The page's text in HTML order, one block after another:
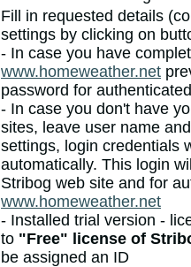
Fill in requested details
settings by clicking on
- In case you have
www.homeweather.net
password for
- In case you don't have
sites, leave user name
settings, login credentials
automatically. This login
Stribog web site and for
www.homeweather.net
- Installed trial version -
to "Free" license of
be assigned an ID